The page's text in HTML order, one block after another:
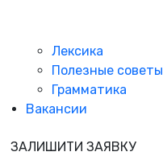
Лексика
Полезные советы
Грамматика
Вакансии
ЗАЛИШИТИ ЗАЯВКУ